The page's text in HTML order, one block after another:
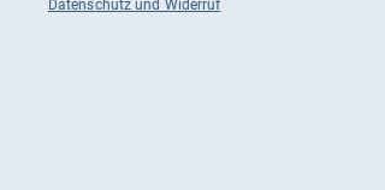
Datenschutz und Widerruf